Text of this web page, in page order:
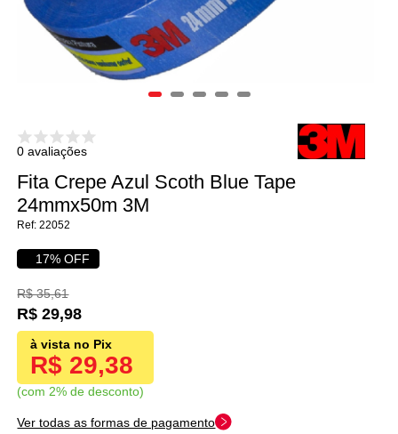
0 avaliações
Fita Crepe Azul Scoth Blue Tape
24mmx50m 3M
22052
17% OFF
R$ 29,38
com 2% de desconto
R$ 35,61
R$ 29,98
Ver todas as formas de pagamento